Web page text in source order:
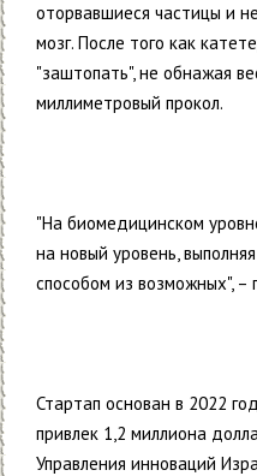
оторвавшиеся частицы и
мозг. После того как
"заштопать", не обнажая
миллиметровый прокол.
"На биомедицинском
на новый уровень,
способом из возможных", –
Стартап основан в 2022
привлек 1,2 миллиона
Управления инноваций